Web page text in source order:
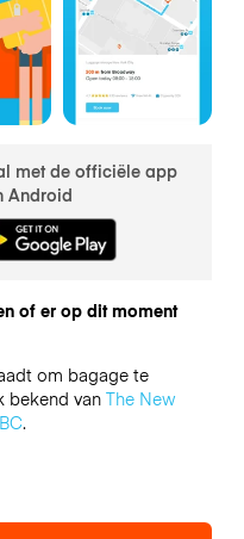
met de officiële app
Android
of er op dit moment
om bagage te
bekend van The New
.